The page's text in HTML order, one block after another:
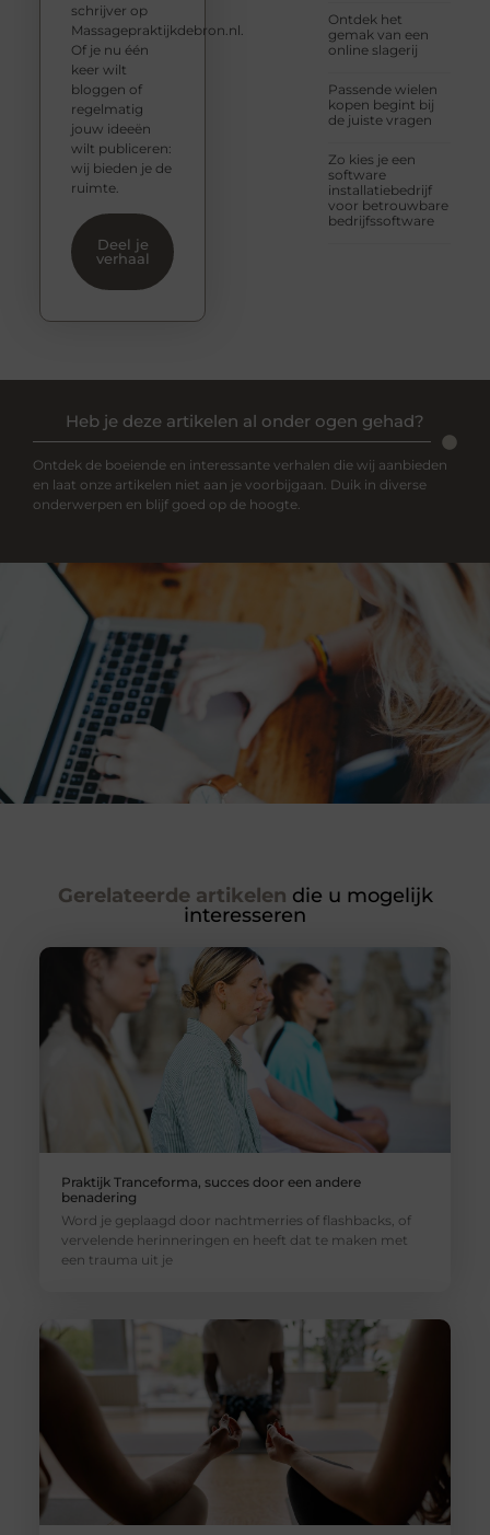
Ontdek het
gemak van een
online slagerij
Passende wielen
kopen begint bij
de juiste vragen
Zo kies je een
software
installatiebedrijf
voor betrouwbare
bedrijfssoftware
schrijver op
Massagepraktijkdebron.nl.
Of je nu één
keer wilt
bloggen of
regelmatig
jouw ideeën
wilt publiceren:
wij bieden je de
ruimte.
Deel je
verhaal
Heb je deze artikelen al onder ogen gehad?
Ontdek de boeiende en interessante verhalen die wij aanbieden
en laat onze artikelen niet aan je voorbijgaan. Duik in diverse
onderwerpen en blijf goed op de hoogte.
Gerelateerde artikelen die u mogelijk
interesseren
Praktijk Tranceforma, succes door een andere
benadering
Word je geplaagd door nachtmerries of flashbacks, of
vervelende herinneringen en heeft dat te maken met
een trauma uit je